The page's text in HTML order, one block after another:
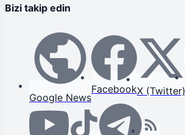
Bizi takip edin
Google News
FacebookX (Twitter)